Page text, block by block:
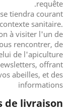
requête.
tiendra courant
sanitaire.
à visiter l'un de
rencontrer, de
de l'apiculture.
offrant
abeilles, et des
informations
de livraison